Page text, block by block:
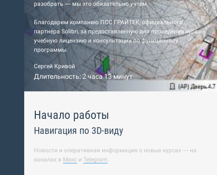
разобрать — мы это обязательно учтём.
Благодарим компанию ПСС ГРАЙТЕК, официального
партнёра Solibri, за предоставленную для проведения курса
учебную лицензию и консультации по функционалу
программы.
Сергей Кривой
Длительность: 2 часа 13 минут
Начало работы
Навигация по 3D-виду
Новости и оперативная информация о новых курсах — на
каналах в Макс и Telegram.